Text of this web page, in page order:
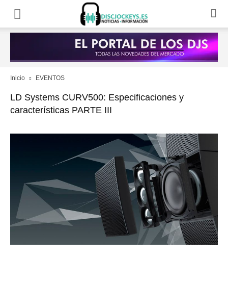
Inicio EVENTOS
LD Systems CURV500: Especificaciones y
características PARTE III